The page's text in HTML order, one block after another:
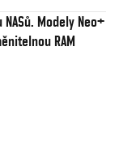
Modely Neo+
RAM